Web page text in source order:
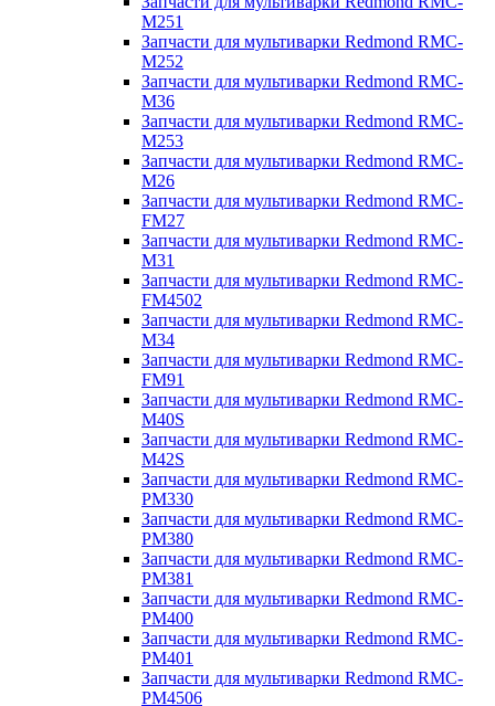
M251
Запчасти для мультиварки Redmond RMC-
M252
Запчасти для мультиварки Redmond RMC-
M36
Запчасти для мультиварки Redmond RMC-
M253
Запчасти для мультиварки Redmond RMC-
M26
Запчасти для мультиварки Redmond RMC-
FM27
Запчасти для мультиварки Redmond RMC-
M31
Запчасти для мультиварки Redmond RMC-
FM4502
Запчасти для мультиварки Redmond RMC-
M34
Запчасти для мультиварки Redmond RMC-
FM91
Запчасти для мультиварки Redmond RMC-
M40S
Запчасти для мультиварки Redmond RMC-
M42S
Запчасти для мультиварки Redmond RMC-
PM330
Запчасти для мультиварки Redmond RMC-
PM380
Запчасти для мультиварки Redmond RMC-
PM381
Запчасти для мультиварки Redmond RMC-
PM400
Запчасти для мультиварки Redmond RMC-
PM401
Запчасти для мультиварки Redmond RMC-
PM4506